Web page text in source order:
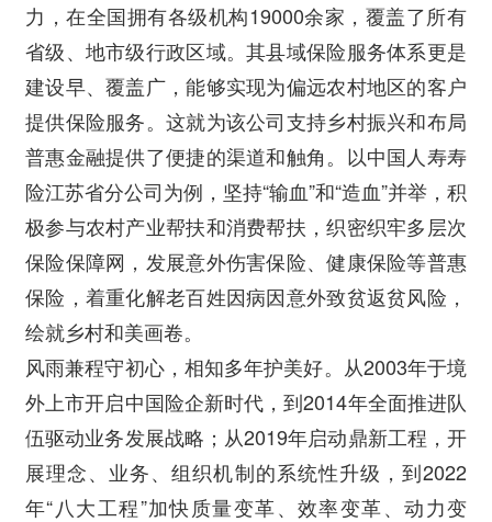
力，在全国拥有各级机构19000余家，覆盖了所有
省级、地市级行政区域。其县域保险服务体系更是
建设早、覆盖广，能够实现为偏远农村地区的客户
提供保险服务。这就为该公司支持乡村振兴和布局
普惠金融提供了便捷的渠道和触角。以中国人寿寿
险江苏省分公司为例，坚持“输血”和“造血”并举，积
极参与农村产业帮扶和消费帮扶，织密织牢多层次
保险保障网，发展意外伤害保险、健康保险等普惠
保险，着重化解老百姓因病因意外致贫返贫风险，
绘就乡村和美画卷。
风雨兼程守初心，相知多年护美好。从2003年于境
外上市开启中国险企新时代，到2014年全面推进队
伍驱动业务发展战略；从2019年启动鼎新工程，开
展理念、业务、组织机制的系统性升级，到2022
年“八大工程”加快质量变革、效率变革、动力变